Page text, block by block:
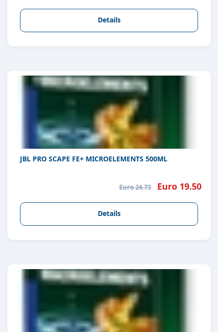
Details
JBL PRO SCAPE FE+ MICROELEMENTS 500ML
Euro 24.73 Euro 19.50
Details